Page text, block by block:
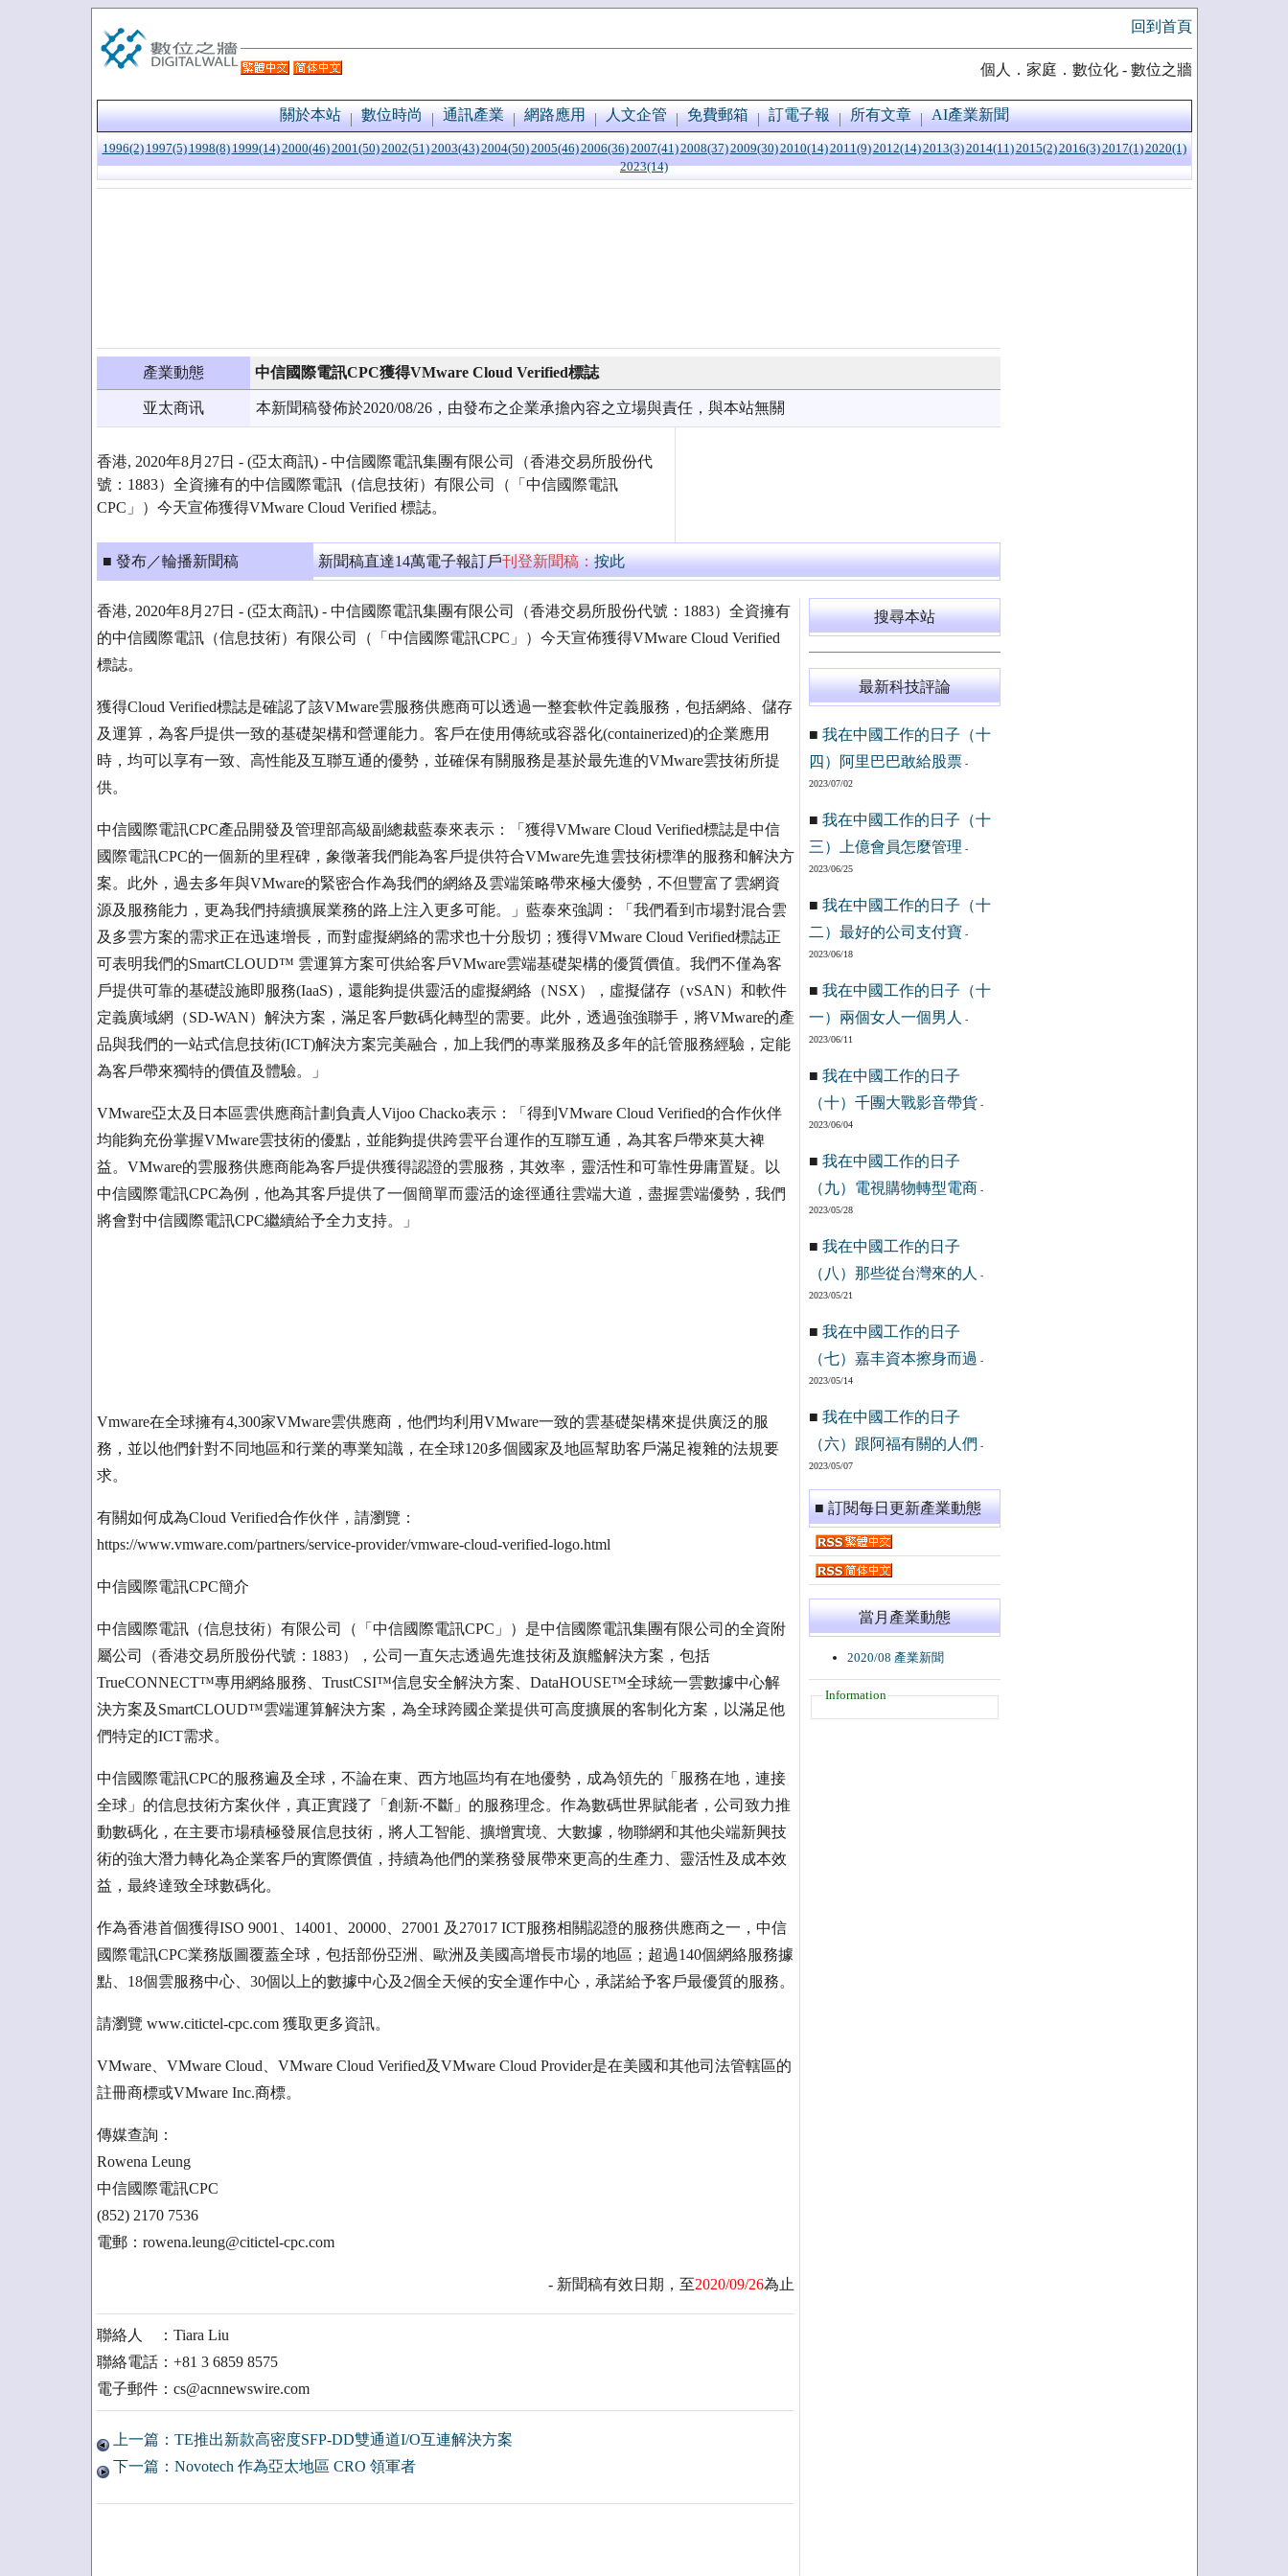
回到首頁
個人．家庭．數位化 - 數位之牆
關於本站 數位時尚 通訊產業 網路應用 人文企管 免費郵箱 訂電子報 所有文章 AI產業新聞
1996(2) 1997(5) 1998(8) 1999(14)2000(46)2001(50)2002(51)2003(43)2004(50)2005(46)2006(36)2007(41)2008(37)2009(30)2010(14)2011(9)2012(14)2013(3)2014(11)2015(2)2016(3)2017(1)2020(1)
2023(14)
產業動態 中信國際電訊CPC獲得VMware Cloud Verified標誌
亚太商讯 本新聞稿發佈於2020/08/26，由發布之企業承擔內容之立場與責任，與本站無關
香港, 2020年8月27日 - (亞太商訊) - 中信國際電訊集團有限公司（香港交易所股份代
號：1883）全資擁有的中信國際電訊（信息技術）有限公司（「中信國際電訊
CPC」）今天宣佈獲得VMware Cloud Verified 標誌。
■ 發布／輪播新聞稿 新聞稿直達14萬電子報訂戶刊登新聞稿：按此
香港, 2020年8月27日 - (亞太商訊) - 中信國際電訊集團有限公司（香港交易所股份代號：1883）全資擁有
的中信國際電訊（信息技術）有限公司（「中信國際電訊CPC」）今天宣佈獲得VMware Cloud Verified
標誌。
獲得Cloud Verified標誌是確認了該VMware雲服務供應商可以透過一整套軟件定義服務，包括網絡、儲存
及運算，為客戶提供一致的基礎架構和營運能力。客戶在使用傳統或容器化(containerized)的企業應用
時，均可以享有一致、高性能及互聯互通的優勢，並確保有關服務是基於最先進的VMware雲技術所提
供。
中信國際電訊CPC產品開發及管理部高級副總裁藍泰來表示：「獲得VMware Cloud Verified標誌是中信
國際電訊CPC的一個新的里程碑，象徵著我們能為客戶提供符合VMware先進雲技術標準的服務和解決方
案。此外，過去多年與VMware的緊密合作為我們的網絡及雲端策略帶來極大優勢，不但豐富了雲網資
源及服務能力，更為我們持續擴展業務的路上注入更多可能。」藍泰來強調：「我們看到市場對混合雲
及多雲方案的需求正在迅速增長，而對虛擬網絡的需求也十分殷切；獲得VMware Cloud Verified標誌正
可表明我們的SmartCLOUD™ 雲運算方案可供給客戶VMware雲端基礎架構的優質價值。我們不僅為客
戶提供可靠的基礎設施即服務(IaaS)，還能夠提供靈活的虛擬網絡（NSX），虛擬儲存（vSAN）和軟件
定義廣域網（SD-WAN）解決方案，滿足客戶數碼化轉型的需要。此外，透過強強聯手，將VMware的產
品與我們的一站式信息技術(ICT)解決方案完美融合，加上我們的專業服務及多年的託管服務經驗，定能
為客戶帶來獨特的價值及體驗。」
VMware亞太及日本區雲供應商計劃負責人Vijoo Chacko表示：「得到VMware Cloud Verified的合作伙伴
均能夠充份掌握VMware雲技術的優點，並能夠提供跨雲平台運作的互聯互通，為其客戶帶來莫大裨
益。VMware的雲服務供應商能為客戶提供獲得認證的雲服務，其效率，靈活性和可靠性毋庸置疑。以
中信國際電訊CPC為例，他為其客戶提供了一個簡單而靈活的途徑通往雲端大道，盡握雲端優勢，我們
將會對中信國際電訊CPC繼續給予全力支持。」
Vmware在全球擁有4,300家VMware雲供應商，他們均利用VMware一致的雲基礎架構來提供廣泛的服
務，並以他們針對不同地區和行業的專業知識，在全球120多個國家及地區幫助客戶滿足複雜的法規要
求。
有關如何成為Cloud Verified合作伙伴，請瀏覽：
https://www.vmware.com/partners/service-provider/vmware-cloud-verified-logo.html
中信國際電訊CPC簡介
中信國際電訊（信息技術）有限公司（「中信國際電訊CPC」）是中信國際電訊集團有限公司的全資附
屬公司（香港交易所股份代號：1883），公司一直矢志透過先進技術及旗艦解決方案，包括
TrueCONNECT™專用網絡服務、TrustCSI™信息安全解決方案、DataHOUSE™全球統一雲數據中心解
決方案及SmartCLOUD™雲端運算解決方案，為全球跨國企業提供可高度擴展的客制化方案，以滿足他
們特定的ICT需求。
中信國際電訊CPC的服務遍及全球，不論在東、西方地區均有在地優勢，成為領先的「服務在地，連接
全球」的信息技術方案伙伴，真正實踐了「創新‧不斷」的服務理念。作為數碼世界賦能者，公司致力推
動數碼化，在主要市場積極發展信息技術，將人工智能、擴增實境、大數據，物聯網和其他尖端新興技
術的強大潛力轉化為企業客戶的實際價值，持續為他們的業務發展帶來更高的生產力、靈活性及成本效
益，最終達致全球數碼化。
作為香港首個獲得ISO 9001、14001、20000、27001 及27017 ICT服務相關認證的服務供應商之一，中信
國際電訊CPC業務版圖覆蓋全球，包括部份亞洲、歐洲及美國高增長市場的地區；超過140個網絡服務據
點、18個雲服務中心、30個以上的數據中心及2個全天候的安全運作中心，承諾給予客戶最優質的服務。
請瀏覽 www.citictel-cpc.com 獲取更多資訊。
VMware、VMware Cloud、VMware Cloud Verified及VMware Cloud Provider是在美國和其他司法管轄區的
註冊商標或VMware Inc.商標。
傳媒查詢：
Rowena Leung
中信國際電訊CPC
(852) 2170 7536
電郵：rowena.leung@citictel-cpc.com
- 新聞稿有效日期，至2020/09/26為止
聯絡人 ：Tiara Liu
聯絡電話：+81 3 6859 8575
電子郵件：cs@acnnewswire.com
上一篇：TE推出新款高密度SFP-DD雙通道I/O互連解決方案
下一篇：Novotech 作為亞太地區 CRO 領軍者
搜尋本站
最新科技評論
■ 我在中國工作的日子（十
四）阿里巴巴敢給股票-
2023/07/02
■ 我在中國工作的日子（十
三）上億會員怎麼管理 -
2023/06/25
■ 我在中國工作的日子（十
二）最好的公司支付寶 -
2023/06/18
■ 我在中國工作的日子（十
一）兩個女人一個男人
-
2023/06/11
■ 我在中國工作的日子
（十）千團大戰影音帶貨 -
2023/06/04
■ 我在中國工作的日子
（九）電視購物轉型電商 -
2023/05/28
■ 我在中國工作的日子
（八）那些從台灣來的人
-
2023/05/21
■ 我在中國工作的日子
（七）嘉丰資本擦身而過 -
2023/05/14
■ 我在中國工作的日子
（六）跟阿福有關的人們 -
2023/05/07
■ 訂閱每日更新產業動態
當月產業動態
2020/08 產業新聞
Information